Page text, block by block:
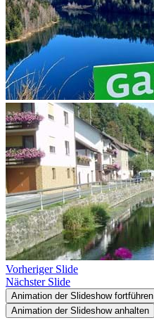
Vorheriger Slide
Nächster Slide
Animation der Slideshow fortführen
Animation der Slideshow anhalten